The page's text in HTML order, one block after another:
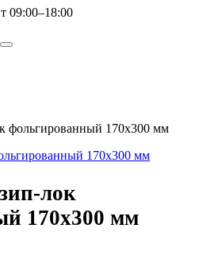
09:00–18:00
фольгированный 170х300 мм
лок
170х300 мм